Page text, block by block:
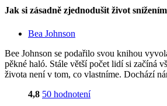
Jak si zásadně zjednodušit život
Bea Johnson
Bee Johnson se podařilo svou knihou
pěkné haló. Stále větší počet lidí si začíná
života není v tom, co vlastníme. Dochází
4,8 50 hodnotení